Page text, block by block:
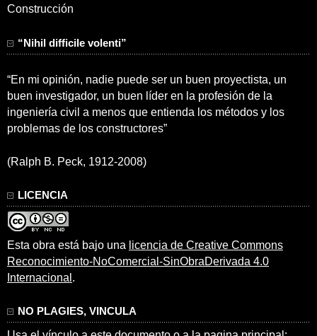
Construcción
“Nihil difficile volenti”
“En mi opinión, nadie puede ser un buen proyectista, un
buen investigador, un buen líder en la profesión de la
ingeniería civil a menos que entienda los métodos y los
problemas de los constructores”
(Ralph B. Peck, 1912-2008)
LICENCIA
Esta obra está bajo una licencia de Creative Commons
Reconocimiento-NoComercial-SinObraDerivada 4.0
Internacional .
NO PLAGIES, VINCULA